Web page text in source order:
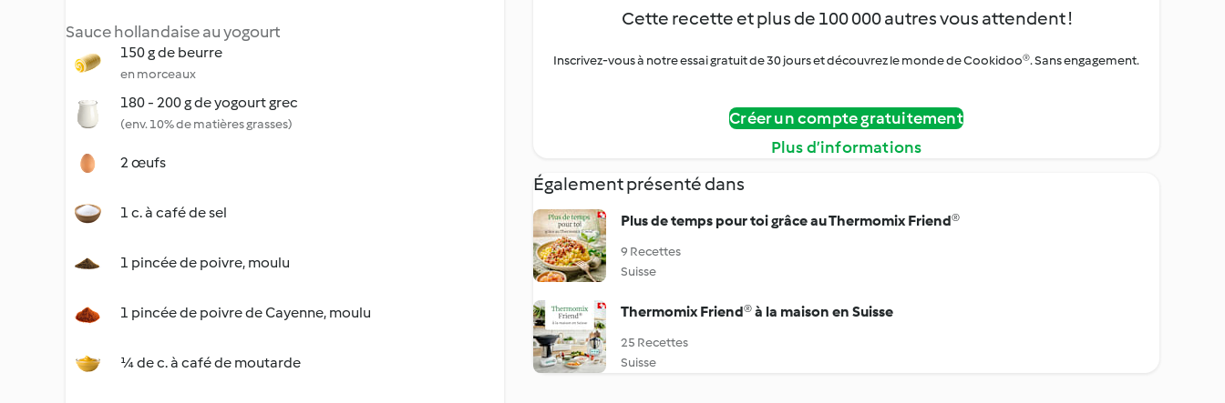
Sauce hollandaise au yogourt
150 g de beurre
en morceaux
180 - 200 g de yogourt grec
(env. 10% de matières grasses)
2 œufs
1 c. à café de sel
1 pincée de poivre, moulu
1 pincée de poivre de Cayenne, moulu
¼ de c. à café de moutarde
Cette recette et plus de 100 000 autres vous attendent !
Inscrivez-vous à notre essai gratuit de 30 jours et découvrez le monde de Cookidoo®. Sans engagement.
Créer un compte gratuitement
Plus d’informations
Également présenté dans
Plus de temps pour toi grâce au Thermomix Friend®
9 Recettes
Suisse
Thermomix Friend® à la maison en Suisse
25 Recettes
Suisse